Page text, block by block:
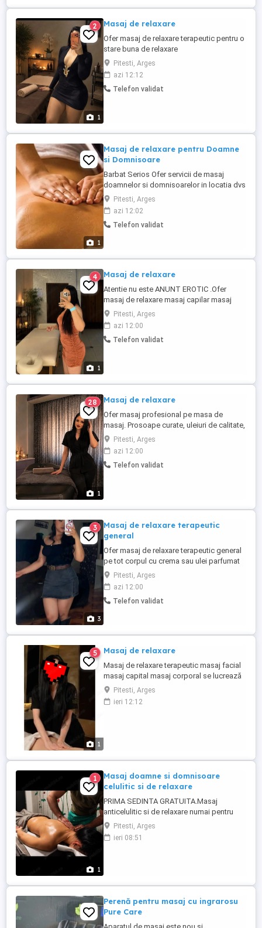
1
2 Masaj de relaxare
Ofer masaj de relaxare terapeutic pentru o
stare buna de relaxare
Pitesti, Arges
azi 12:12
Telefon validat
1
Masaj de relaxare pentru Doamne
si Domnisoare
Barbat Serios Ofer servicii de masaj
doamnelor si domnisoarelor in locatia dvs
. Se face masaj de relaxare sau
reflexoterapie . Masajul ajuta la reducerea
stresului,oboselii si tensiunii musculare
,oferind o stare generala de relaxare Totul
Pitesti, Arges
azi 12:02
Telefon validat
1
4 Masaj de relaxare
Atentie nu este ANUNT EROTIC .Ofer
masaj de relaxare masaj capilar masaj
facial masaj lombar masaj complet
ședințe personalitate în funcție de cerințe.
Detalii la telefon
Pitesti, Arges
azi 12:00
Telefon validat
1
28 Masaj de relaxare
Ofer masaj profesional pe masa de
masaj. Prosoape curate, uleiuri de calitate,
duș, totul este asigurat în locația mea
frumoasa. Ambianta plăcută te îndeamnă
la detensionare, iar masajul este realizat
pe tot corpul Dedicat tuturor celor care vor
Pitesti, Arges
azi 12:00
Telefon validat
3
3
Masaj de relaxare terapeutic
general
Ofer masaj de relaxare terapeutic general
pe tot corpul cu crema sau ulei parfumat
Sedințe personalizate în funcție de
nevoile fiecăruia .Pot veni și la hotel sau
pensiune în Pitesti
Pitesti, Arges
azi 12:00
Telefon validat
1
5 Masaj de relaxare
Masaj de relaxare terapeutic masaj facial
masaj capital masaj corporal se lucrează
cu ulei sau crema parfumata
Pitesti, Arges
ieri 12:12
1
1
Masaj doamne si domnisoare
celulitic si de relaxare
PRIMA SEDINTA GRATUITA.Masaj
anticelulitic si de relaxare numai pentru
doamne domnisoare .programarea se
face cu 2-3 ore inainte pe tel sau mesaj
aici..rog seriozitate
Pitesti, Arges
ieri 08:51
Perenă pentru masaj cu ingrarosu
Pure Care